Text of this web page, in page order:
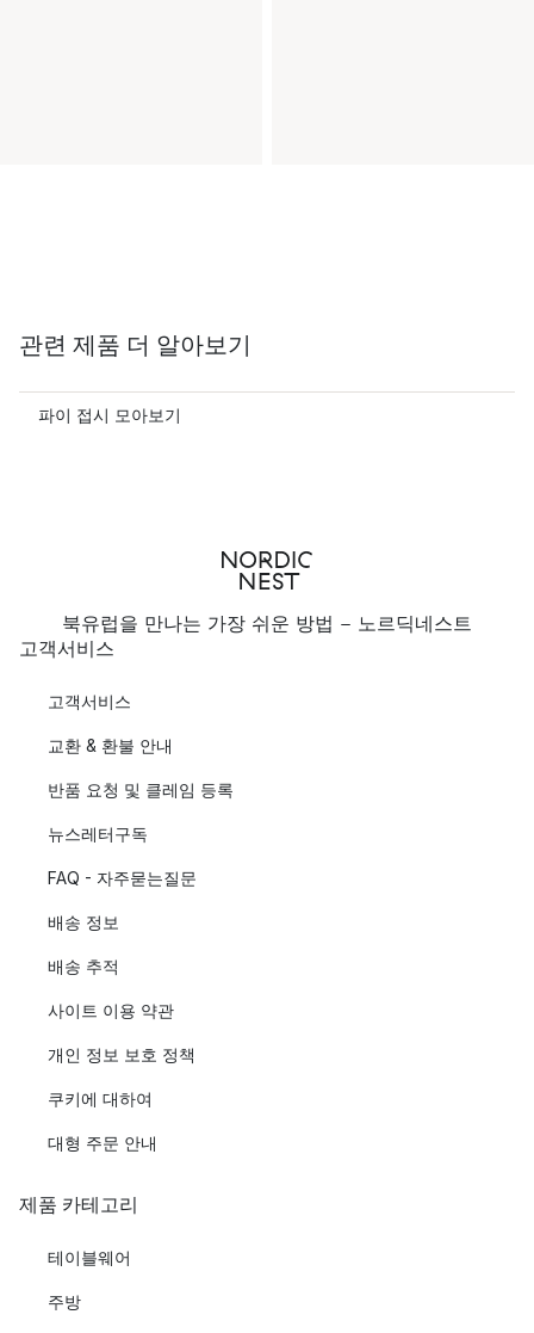
관련 제품 더 알아보기
파이 접시 모아보기
북유럽을 만나는 가장 쉬운 방법 - 노르딕네스트
고객서비스
고객서비스
교환 & 환불 안내
반품 요청 및 클레임 등록
뉴스레터구독
FAQ - 자주묻는질문
배송 정보
배송 추적
사이트 이용 약관
개인 정보 보호 정책
쿠키에 대하여
대형 주문 안내
제품 카테고리
테이블웨어
주방